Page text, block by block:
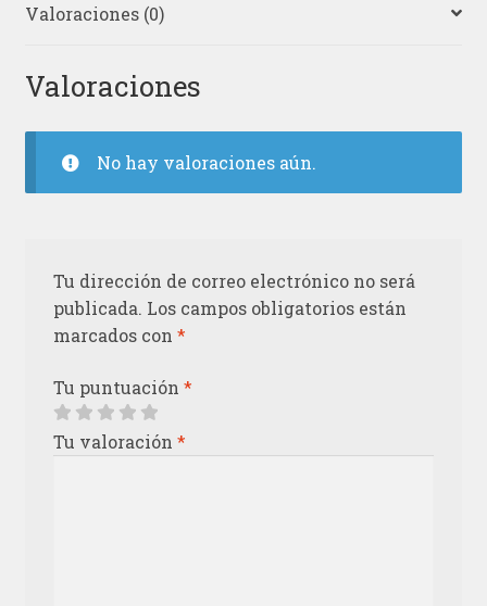
Valoraciones (0)
Valoraciones
No hay valoraciones aún.
Tu dirección de correo electrónico no será
publicada. Los campos obligatorios están
marcados con *
Tu puntuación *
Tu valoración *